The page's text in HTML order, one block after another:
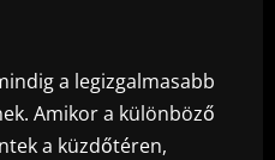
a legizgalmasabb
Amikor a különböző
a küzdőtéren,